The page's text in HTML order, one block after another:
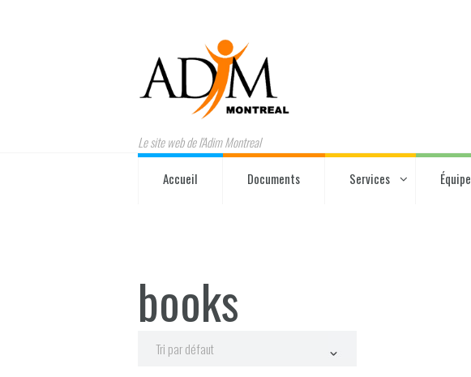
Le site web de l'Adim Montreal
Accueil Documents Services Équipe
books